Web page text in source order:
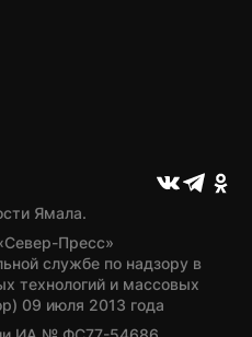
Ямала.
Пресс»
службе по надзору в
технологий и массовых
09 июля 2013 года